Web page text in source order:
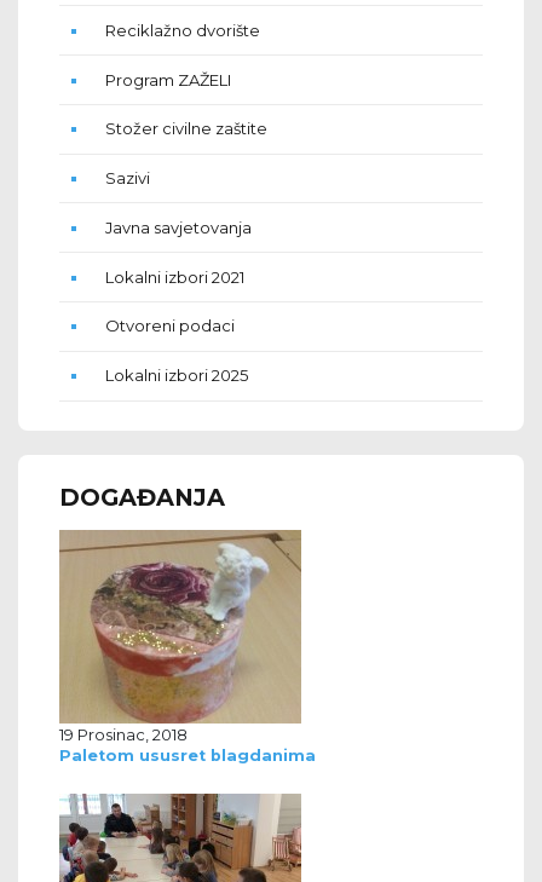
Reciklažno dvorište
Program ZAŽELI
Stožer civilne zaštite
Sazivi
Javna savjetovanja
Lokalni izbori 2021
Otvoreni podaci
Lokalni izbori 2025
DOGAĐANJA
19 Prosinac, 2018
Paletom ususret blagdanima